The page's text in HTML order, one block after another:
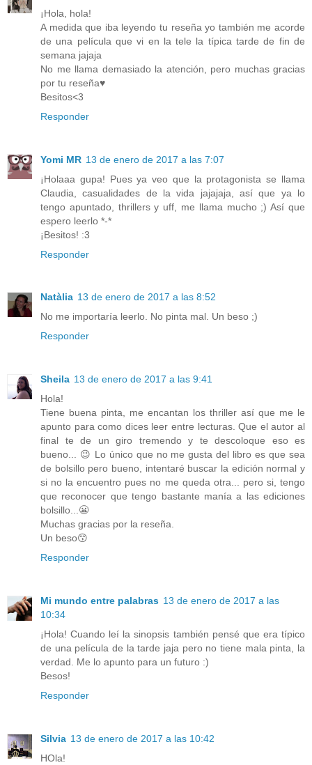
¡Hola, hola!
A medida que iba leyendo tu reseña yo también me acorde
de una película que vi en la tele la típica tarde de fin de
semana jajaja
No me llama demasiado la atención, pero muchas gracias
por tu reseña♥
Besitos<3
Responder
Yomi MR 13 de enero de 2017 a las 7:07
¡Holaaa gupa! Pues ya veo que la protagonista se llama
Claudia, casualidades de la vida jajajaja, así que ya lo
tengo apuntado, thrillers y uff, me llama mucho ;) Así que
espero leerlo *-*
¡Besitos! :3
Responder
Natàlia 13 de enero de 2017 a las 8:52
No me importaría leerlo. No pinta mal. Un beso ;)
Responder
Sheila 13 de enero de 2017 a las 9:41
Hola!
Tiene buena pinta, me encantan los thriller así que me le
apunto para como dices leer entre lecturas. Que el autor al
final te de un giro tremendo y te descoloque eso es
bueno... 😉 Lo único que no me gusta del libro es que sea
de bolsillo pero bueno, intentaré buscar la edición normal y
si no la encuentro pues no me queda otra... pero si, tengo
que reconocer que tengo bastante manía a las ediciones
bolsillo...😬
Muchas gracias por la reseña.
Un beso😙
Responder
Mi mundo entre palabras 13 de enero de 2017 a las
10:34
¡Hola! Cuando leí la sinopsis también pensé que era típico
de una película de la tarde jaja pero no tiene mala pinta, la
verdad. Me lo apunto para un futuro :)
Besos!
Responder
Silvia 13 de enero de 2017 a las 10:42
HOla!